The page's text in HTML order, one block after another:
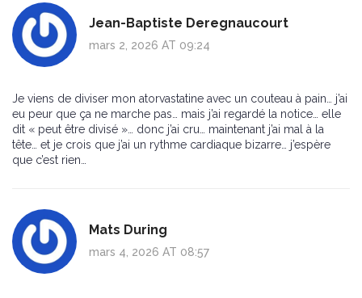
Jean-Baptiste Deregnaucourt
mars 2, 2026 AT 09:24
Je viens de diviser mon atorvastatine avec un couteau à pain… j’ai
eu peur que ça ne marche pas… mais j’ai regardé la notice… elle
dit « peut être divisé »… donc j’ai cru… maintenant j’ai mal à la
tête… et je crois que j’ai un rythme cardiaque bizarre… j’espère
que c’est rien…
Mats During
mars 4, 2026 AT 08:57